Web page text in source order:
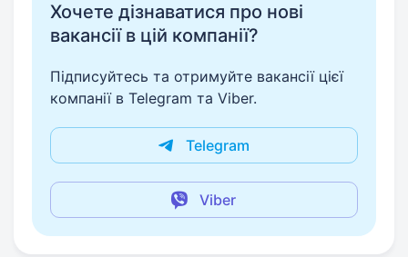
Хочете дізнаватися про нові
вакансії в цій компанії?
Підписуйтесь та отримуйте вакансії цієї
компанії в Telegram та Viber.
Telegram
Viber